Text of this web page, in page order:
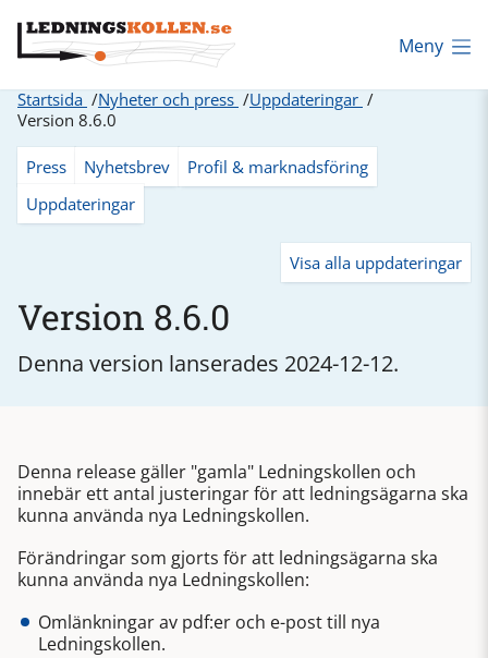
Meny
Startsida Nyheter och press
Uppdateringar
Version 8.6.0
Press Nyhetsbrev
Profil & marknadsföring
Uppdateringar
Visa alla uppdateringar
Version 8.6.0
Denna version lanserades 2024-12-12.
Denna release gäller "gamla" Ledningskollen och
innebär ett antal justeringar för att ledningsägarna ska
kunna använda nya Ledningskollen.
Förändringar som gjorts för att ledningsägarna ska
kunna använda nya Ledningskollen:
Omlänkningar av pdf:er och e-post till nya
Ledningskollen.